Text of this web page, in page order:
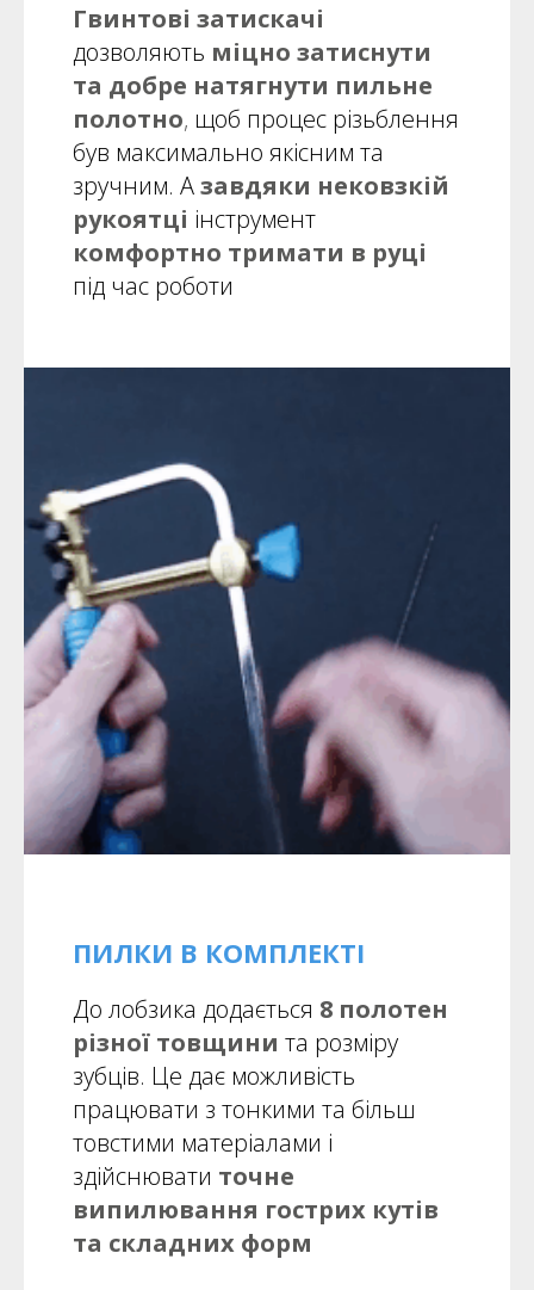
Гвинтові затискачі
дозволяють міцно затиснути
та добре натягнути пильне
полотно, щоб процес різьблення
був максимально якісним та
зручним. Азавдяки нековзкій
рукоятці інструмент
комфортно тримати в руці
під час роботи
ПИЛКИ В КОМПЛЕКТІ
До лобзика додається 8 полотен
різної товщини та розміру
зубців. Це дає можливість
працювати з тонкими та більш
товстими матеріалами і
здійснювати точне
випилювання гострих кутів
та складних форм